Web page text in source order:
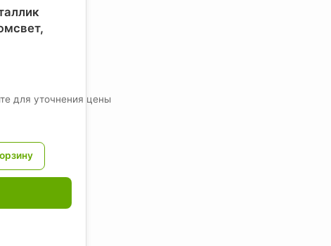
,
для уточнения цены